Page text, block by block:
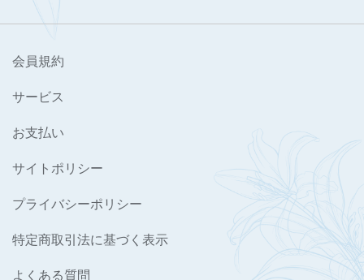
会員規約
サービス
お支払い
サイトポリシー
プライバシーポリシー
特定商取引法に基づく表示
よくある質問